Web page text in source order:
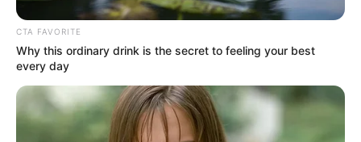
για την επιδότηση;
2 4
CTA FAVORITE
Why this ordinary drink is the secret to feeling your best
every day